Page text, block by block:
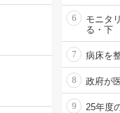
6
モニタ
る・下
7 病床を
8 政府が
9 25年度